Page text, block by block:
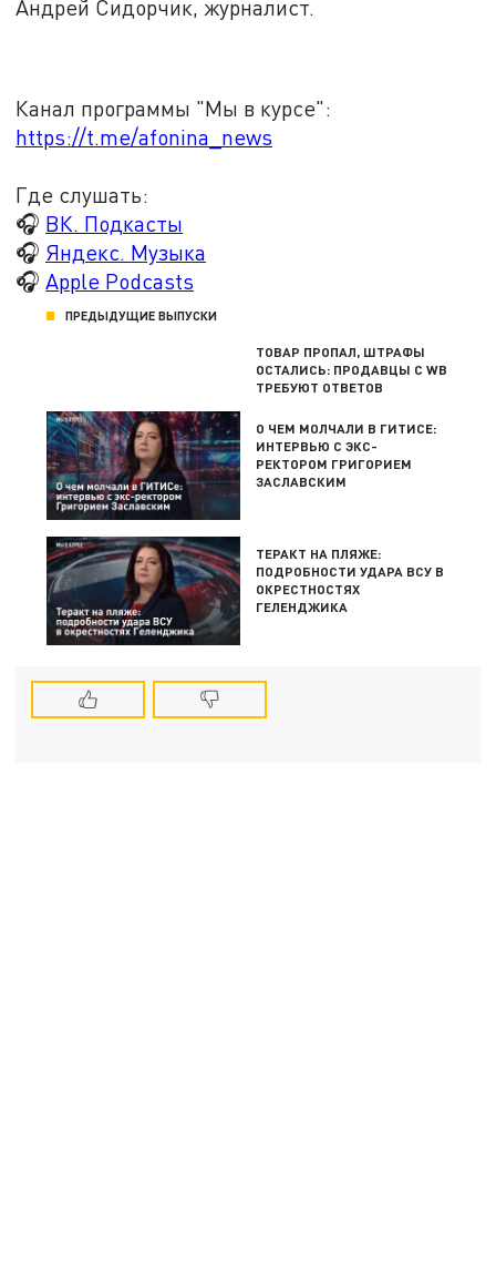
Андрей Сидорчик, журналист.
Канал программы "Мы в курсе":
https://t.me/afonina_news
Где слушать:
🎧 ВК. Подкасты
🎧 Яндекс. Музыка
🎧Apple Podcasts
ПРЕДЫДУЩИЕ ВЫПУСКИ
ТОВАР ПРОПАЛ, ШТРАФЫ
ОСТАЛИСЬ: ПРОДАВЦЫ С WB
ТРЕБУЮТ ОТВЕТОВ
О ЧЕМ МОЛЧАЛИ В ГИТИСЕ:
ИНТЕРВЬЮ С ЭКС-
РЕКТОРОМ ГРИГОРИЕМ
ЗАСЛАВСКИМ
ТЕРАКТ НА ПЛЯЖЕ:
ПОДРОБНОСТИ УДАРА ВСУ В
ОКРЕСТНОСТЯХ
ГЕЛЕНДЖИКА